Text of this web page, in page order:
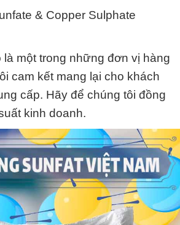
& Copper Sulphate
một trong những đơn vị hàng
cam kết mang lại cho khách
cấp. Hãy để chúng tôi đồng
kinh doanh.